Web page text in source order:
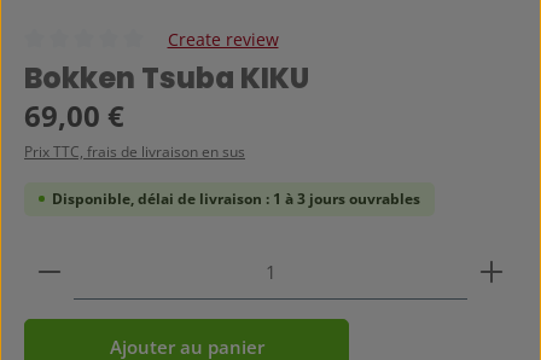
Note moyenne de 0 sur 5 étoiles
Create review
Bokken Tsuba KIKU
Prix régulier :
69,00 €
Prix TTC, frais de livraison en sus
Disponible, délai de livraison : 1 à 3 jours ouvrables
Quantité de produit : Entrez la quantité
Ajouter au panier